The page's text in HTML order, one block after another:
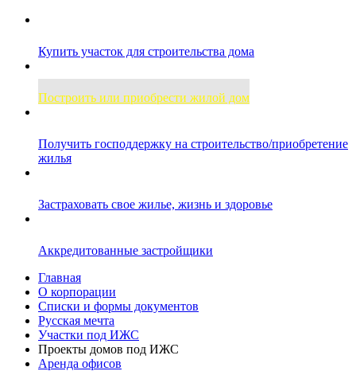
Купить участок для строительства дома
Построить или приобрести жилой дом
Получить господдержку на строительство/приобретение
жилья
Застраховать свое жилье, жизнь и здоровье
Аккредитованные застройщики
Главная
О корпорации
Списки и формы документов
Русская мечта
Участки под ИЖС
Проекты домов под ИЖС
Аренда офисов